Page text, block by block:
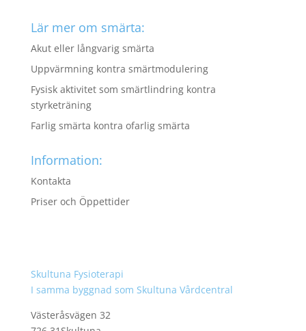
Lär mer om smärta:
Akut eller långvarig smärta
Uppvärmning kontra smärtmodulering
Fysisk aktivitet som smärtlindring kontra
styrketräning
Farlig smärta kontra ofarlig smärta
Information:
Kontakta
Priser och Öppettider
Skultuna Fysioterapi
I samma byggnad som Skultuna Vårdcentral
Västeråsvägen 32